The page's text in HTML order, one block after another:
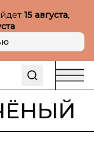
15 августа,